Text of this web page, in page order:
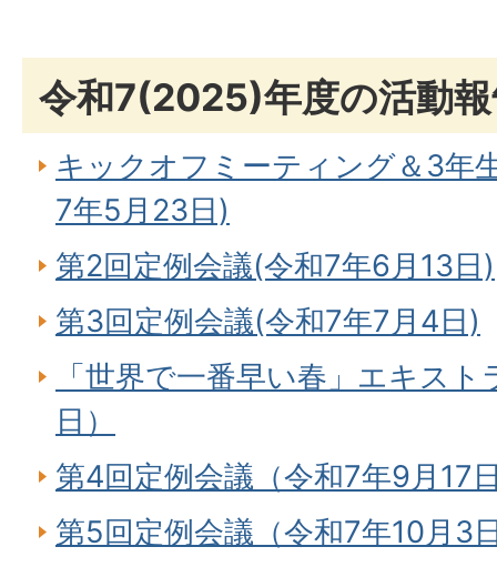
令和7(2025)年度の活動
キックオフミーティング＆3年
7年5月23日)
第2回定例会議(令和7年6月13日)
第3回定例会議(令和7年7月4日)
「世界で一番早い春」エキス
日）
第4回定例会議（令和7年9月17
第5回定例会議（令和7年10月3